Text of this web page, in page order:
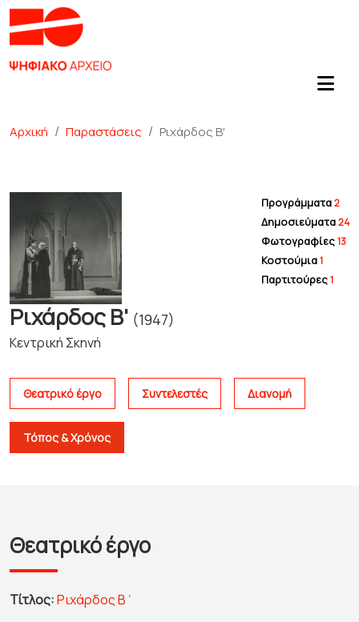
Αρχική Παραστάσεις Ριχάρδος Β'
Προγράμματα 2
Δημοσιεύματα 24
Φωτογραφίες 13
Κοστούμια 1
Παρτιτούρες 1
Ριχάρδος Β' (1947)
Κεντρική Σκηνή
Θεατρικό έργο Συντελεστές Διανομή
Τόπος & Χρόνος
Θεατρικό έργο
Τίτλος:Ριχάρδος Β΄